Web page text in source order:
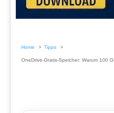
Home Tipps
OneDrive-Gratis-Speicher: Warum 100